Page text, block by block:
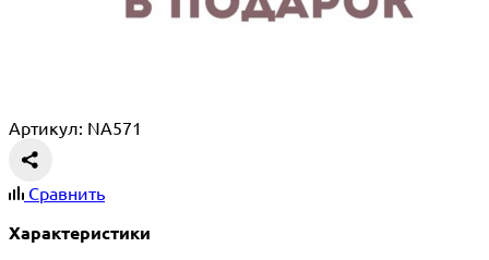
Артикул: NA571
Сравнить
Характеристики